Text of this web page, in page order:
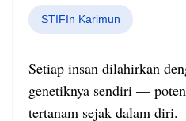
STIFIn Karimun
Setiap insan dilahirkan
genetiknya sendiri —
tertanam sejak dalam diri.